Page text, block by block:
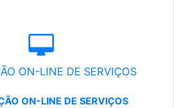
ON-LINE DE SERVIÇOS
ON-LINE DE SERVIÇOS